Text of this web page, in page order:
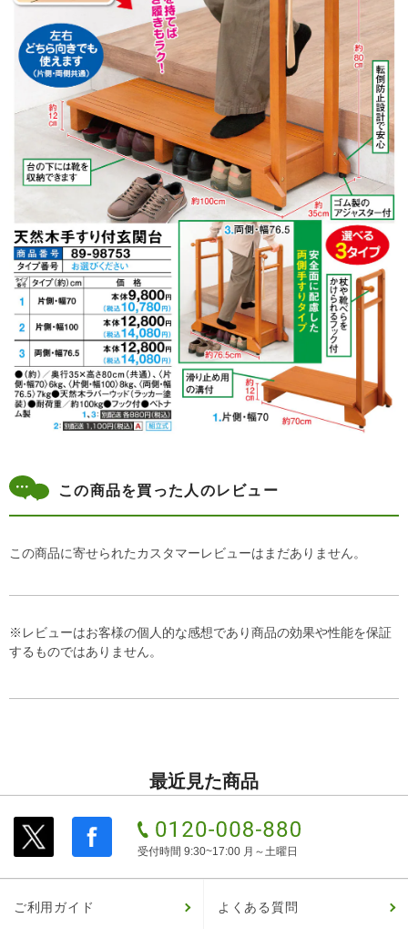
この商品を買った人のレビュー
この商品に寄せられたカスタマーレビューはまだありません。
※レビューはお客様の個人的な感想であり商品の効果や性能を保証
するものではありません。
最近見た商品
受付時間 9:30~17:00 月～土曜日
ご利用ガイド よくある質問